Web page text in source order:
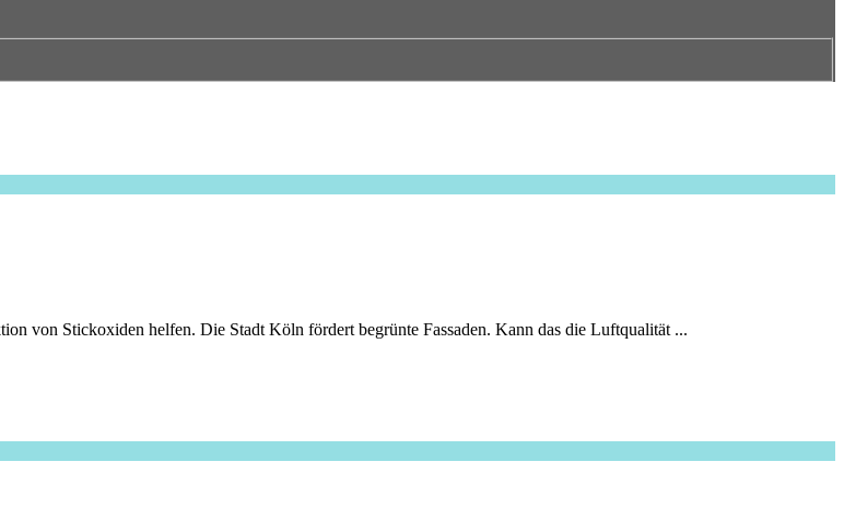
von Stickoxiden helfen. Die Stadt Köln fördert begrünte Fassaden. Kann das die Luftqualität ...